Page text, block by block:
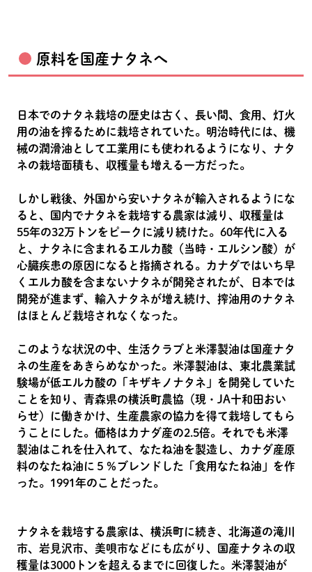
原料を国産ナタネへ
日本でのナタネ栽培の歴史は古く、長い間、食用、灯火
用の油を搾るために栽培されていた。明治時代には、機
械の潤滑油として工業用にも使われるようになり、ナタ
ネの栽培面積も、収穫量も増える一方だった。
しかし戦後、外国から安いナタネが輸入されるようにな
ると、国内でナタネを栽培する農家は減り、収穫量は
55年の32万トンをピークに減り続けた。60年代に入る
と、ナタネに含まれるエルカ酸（当時・エルシン酸）が
心臓疾患の原因になると指摘される。カナダではいち早
くエルカ酸を含まないナタネが開発されたが、日本では
開発が進まず、輸入ナタネが増え続け、搾油用のナタネ
はほとんど栽培されなくなった。
このような状況の中、生活クラブと米澤製油は国産ナタ
ネの生産をあきらめなかった。米澤製油は、東北農業試
験場が低エルカ酸の「キザキノナタネ」を開発していた
ことを知り、青森県の横浜町農協（現・JA十和田おい
らせ）に働きかけ、生産農家の協力を得て栽培してもら
うことにした。価格はカナダ産の2.5倍。それでも米澤
製油はこれを仕入れて、なたね油を製造し、カナダ産原
料のなたね油に５％ブレンドした「食用なたね油」を作
った。1991年のことだった。
ナタネを栽培する農家は、横浜町に続き、北海道の滝川
市、岩見沢市、美唄市などにも広がり、国産ナタネの収
穫量は3000トンを超えるまでに回復した。米澤製油が